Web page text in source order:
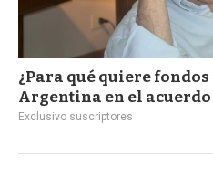
¿Para qué quiere
Argentina en el acuerdo
Exclusivo suscriptores